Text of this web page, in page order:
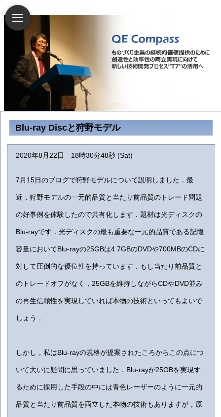
Blu-ray Discと狩野モデル
2020年8月22日 18時30分48秒 (Sat)
7月15日のブログで狩野モデルについて説明しました．最
近，狩野モデルの一元的品質と当たり前品質のトレード問題
の好事例を体験したので共有化します．題材は光ディスクの
Blu-rayです．光ディスクの最も重要な一元的品質である記憶
容量においてBlu-rayの25GBは4.7GBのDVDや700MBのCDに
対して圧倒的な優位性を持っています．もし当たり前品質と
のトレードオフがなく，25GBを維持しながらCDやDVD並み
の再生信頼性を実現していれば本物の技術といってもよいで
しょう．
しかし，私はBlu-rayの規格が提案されたころからこの点につ
いて大いに疑問に思っていました．Blu-rayが25GBを実現す
るために採用した手段の中には青色レーザーのように一元的
品質と当たり前品質を両立した本物の技術もありますが，原